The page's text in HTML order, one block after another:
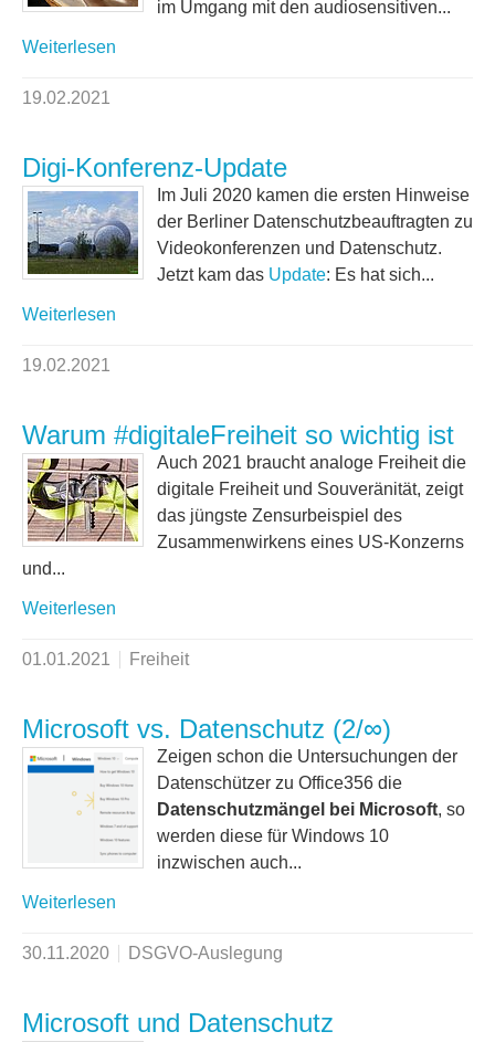
im Umgang mit den audiosensitiven...
Weiterlesen
19.02.2021
Digi-Konferenz-Update
Im Juli 2020 kamen die ersten Hinweise
der Berliner Datenschutzbeauftragten zu
Videokonferenzen und Datenschutz.
Jetzt kam das Update: Es hat sich...
Weiterlesen
19.02.2021
Warum #digitaleFreiheit so wichtig ist
Auch 2021 braucht analoge Freiheit die
digitale Freiheit und Souveränität, zeigt
das jüngste Zensurbeispiel des
Zusammenwirkens eines US-Konzerns
und...
Weiterlesen
01.01.2021 Freiheit
Microsoft vs. Datenschutz (2/∞)
Zeigen schon die Untersuchungen der
Datenschützer zu Office356 die
Datenschutzmängel bei Microsoft, so
werden diese für Windows 10
inzwischen auch...
Weiterlesen
30.11.2020 DSGVO-Auslegung
Microsoft und Datenschutz